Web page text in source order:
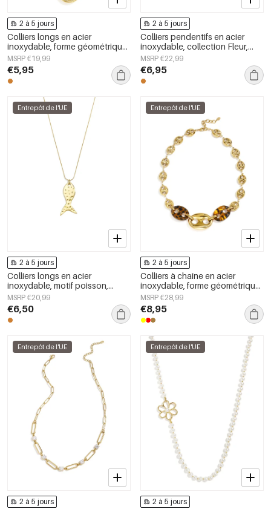
2 à 5 jours
Colliers longs en acier
inoxydable, forme géométrique,
collection simple pour le
quotidien, bijoux pour femmes
MSRP €19,99
€5,95
2 à 5 jours
Colliers pendentifs en acier
inoxydable, collection Fleur,
style quotidien et simple, bijoux
pour femmes
MSRP €22,99
€6,95
Entrepôt de l'UE
2 à 5 jours
Colliers longs en acier
inoxydable, motif poisson,
collection décontractée et
simple pour femmes
MSRP €20,99
€6,50
Entrepôt de l'UE
2 à 5 jours
Colliers à chaîne en acier
inoxydable, forme géométrique,
collection simple pour le
quotidien, bijoux pour femmes
MSRP €28,99
€8,95
Entrepôt de l'UE
2 à 5 jours
Entrepôt de l'UE
2 à 5 jours